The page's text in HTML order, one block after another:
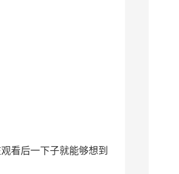
看后一下子就能够想到